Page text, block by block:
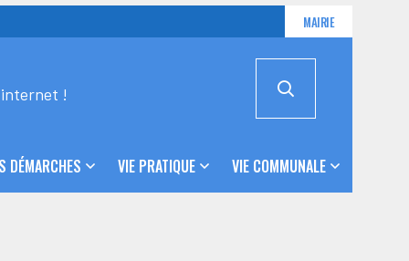
MAIRIE
!
DÉMARCHES VIE PRATIQUE VIE COMMUNALE